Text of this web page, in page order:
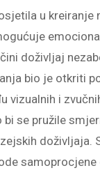
u kreiranje
doživljaj
bio je otkriti
vizualnih i
bi se pružile
doživljaja.
samoprocjene